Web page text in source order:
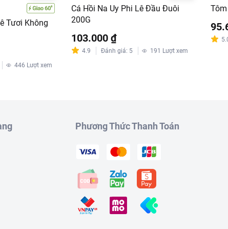
-18 độ C hoặc ngăn đông tủ lạnh.
hàng tùy theo khu vực và đơn hàng của Quý khách, vui
vi-nsg/faq/39
https://www.lottemart.vn/vi-nsg/faq/85
Tươi Không
446 Lượt xem
Cá Hồi Na Uy Phi Lê Đầu Đuôi
200G
103.000 ₫
4.9 Đánh giá: 5 191 Lượt xem
Phương Thức Thanh Toán